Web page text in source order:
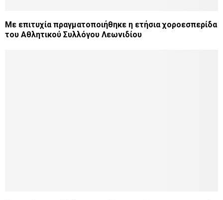
Με επιτυχία πραγματοποιήθηκε η ετήσια χοροεσπερίδα
του Αθλητικού Συλλόγου Λεωνιδίου